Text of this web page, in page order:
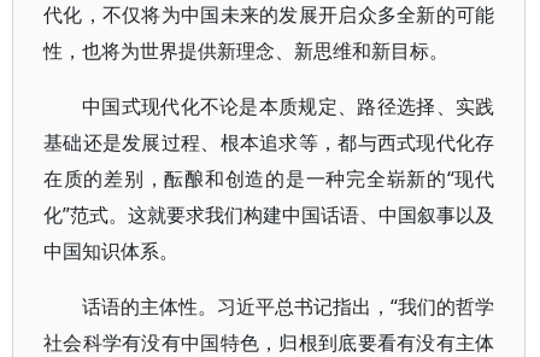
代化，不仅将为中国未来的发展开启众多全新的可能
性，也将为世界提供新理念、新思维和新目标。
中国式现代化不论是本质规定、路径选择、实践
基础还是发展过程、根本追求等，都与西式现代化存
在质的差别，酝酿和创造的是一种完全崭新的“现代
化”范式。这就要求我们构建中国话语、中国叙事以及
中国知识体系。
话语的主体性。习近平总书记指出，“我们的哲学
社会科学有没有中国特色，归根到底要看有没有主体